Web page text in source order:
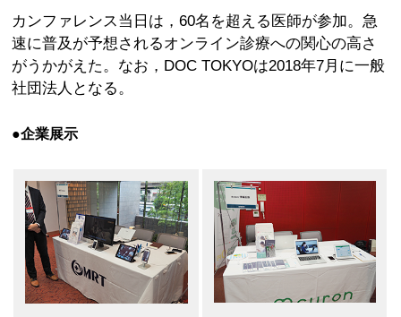
カンファレンス当日は，60名を超える医師が参加。急
速に普及が予想されるオンライン診療への関心の高さ
がうかがえた。なお，DOC TOKYOは2018年7月に一般
社団法人となる。
●企業展示